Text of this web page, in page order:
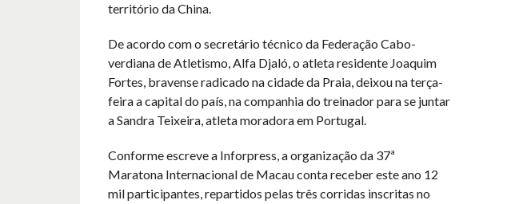
território da China.
De acordo com o secretário técnico da Federação Cabo-
verdiana de Atletismo, Alfa Djaló, o atleta residente Joaquim
Fortes, bravense radicado na cidade da Praia, deixou na terça-
feira a capital do país, na companhia do treinador para se juntar
a Sandra Teixeira, atleta moradora em Portugal.
Conforme escreve a Inforpress, a organização da 37ª
Maratona Internacional de Macau conta receber este ano 12
mil participantes, repartidos pelas três corridas inscritas no